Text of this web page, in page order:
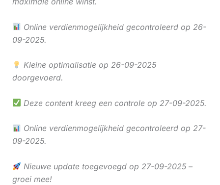
Online verdienmogelijkheid gecontroleerd op 26-
09-2025.
Kleine optimalisatie op 26-09-2025
doorgevoerd.
Deze content kreeg een controle op 27-09-2025.
Online verdienmogelijkheid gecontroleerd op 27-
09-2025.
Nieuwe update toegevoegd op 27-09-2025 –
groei mee!